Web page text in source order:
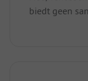
biedt geen